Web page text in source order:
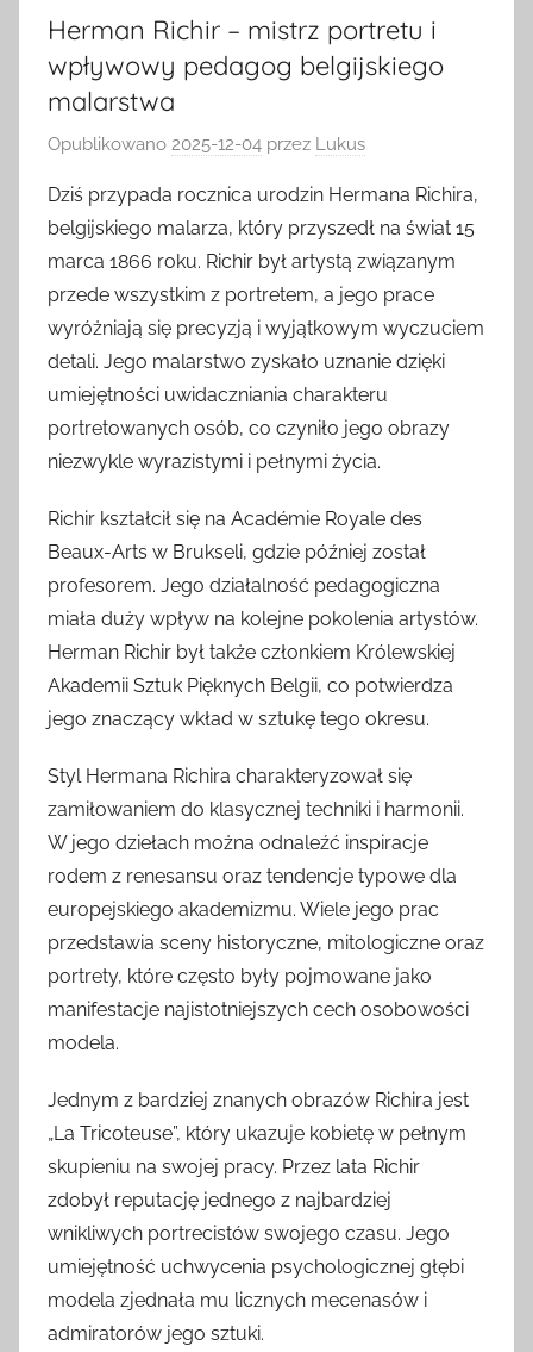
Herman Richir – mistrz portretu i
wpływowy pedagog belgijskiego
malarstwa
Opublikowano 2025-12-04 przez Lukus
Dziś przypada rocznica urodzin Hermana Richira,
belgijskiego malarza, który przyszedł na świat 15
marca 1866 roku. Richir był artystą związanym
przede wszystkim z portretem, a jego prace
wyróżniają się precyzją i wyjątkowym wyczuciem
detali. Jego malarstwo zyskało uznanie dzięki
umiejętności uwidaczniania charakteru
portretowanych osób, co czyniło jego obrazy
niezwykle wyrazistymi i pełnymi życia.
Richir kształcił się na Académie Royale des
Beaux-Arts w Brukseli, gdzie później został
profesorem. Jego działalność pedagogiczna
miała duży wpływ na kolejne pokolenia artystów.
Herman Richir był także członkiem Królewskiej
Akademii Sztuk Pięknych Belgii, co potwierdza
jego znaczący wkład w sztukę tego okresu.
Styl Hermana Richira charakteryzował się
zamiłowaniem do klasycznej techniki i harmonii.
W jego dziełach można odnaleźć inspiracje
rodem z renesansu oraz tendencje typowe dla
europejskiego akademizmu. Wiele jego prac
przedstawia sceny historyczne, mitologiczne oraz
portrety, które często były pojmowane jako
manifestacje najistotniejszych cech osobowości
modela.
Jednym z bardziej znanych obrazów Richira jest
„La Tricoteuse”, który ukazuje kobietę w pełnym
skupieniu na swojej pracy. Przez lata Richir
zdobył reputację jednego z najbardziej
wnikliwych portrecistów swojego czasu. Jego
umiejętność uchwycenia psychologicznej głębi
modela zjednała mu licznych mecenasów i
admiratorów jego sztuki.